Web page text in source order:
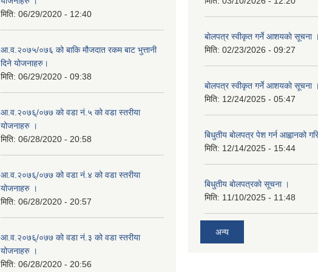
मिति: 06/29/2020 - 12:40
आ.व.२०७५/०७६ को बाकि मौजदात रकम बाट भुत्तानी
दिने योजनाहरु।
मिति: 06/29/2020 - 09:38
आ.व.२०७६्/०७७ को वडा नं.५ को वडा स्तरीया
योजनाहरु ।
मिति: 06/28/2020 - 20:58
आ.व.२०७६्/०७७ को वडा नं.४ को वडा स्तरीया
योजनाहरु ।
मिति: 06/28/2020 - 20:57
आ.व.२०७६्/०७७ को वडा नं.३ को वडा स्तरीया
योजनाहरु ।
मिति: 06/28/2020 - 20:56
बाेलपत्र स्वीकृत गर्ने आशयकाे सूचना ।
मिति: 02/23/2026 - 09:27
बाेलपत्र स्वीकृत गर्ने आशयकाे सूचना ।
मिति: 12/24/2025 - 05:47
बिधुतीय बाेलपत्र पेश गर्न आह्वानको
मिति: 12/14/2025 - 15:44
बिधुतीय बाेलपत्रकाे सूचना ।
मिति: 11/10/2025 - 11:48
अन्य